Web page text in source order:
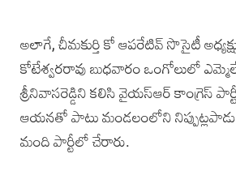
అలాగే, చీమకుర్తి కో ఆపరేటివ్ సొసైటీ
కోటేశ్వరరావు బుధవారం ఒంగోలులో
శ్రీనివాసరెడ్డిని కలిసి వై‌యస్‌ఆర్ కాంగ్రె‌స్
ఆయనతో‌ పాటు మండలంలోని
మంది పార్టీలో చేరారు.